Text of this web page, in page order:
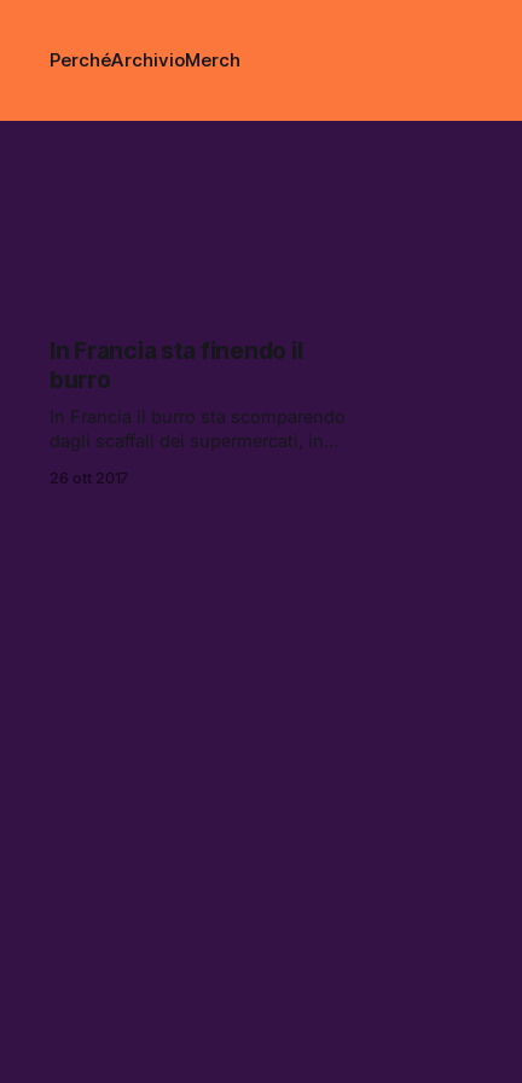
PerchéArchivioMerch
In Francia sta finendo il
burro
In Francia il burro sta scomparendo
dagli scaffali dei supermercati, in
quotidiano nazionale Le Figaro “la
26 ott 2017